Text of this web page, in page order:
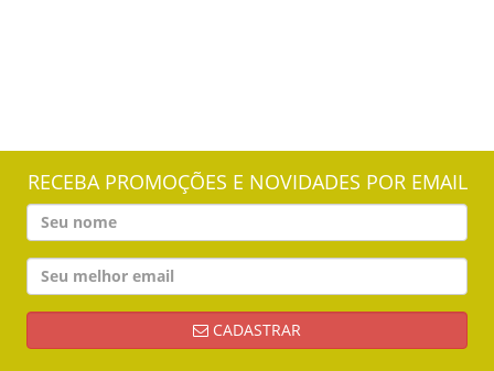
RECEBA PROMOÇÕES E NOVIDADES POR EMAIL
CADASTRAR